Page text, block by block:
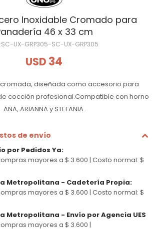
Inoxidable Cromado para
46 x 33 cm
SC-UX-GRP305-SC-UX-GRP305
USD 34
diseñada como accesorio para
cocción profesional.Compatible con horno
ANA, ARIANNA y STEFANIA.
de envío
por Pedidos Ya:
mayores a $ 3.600 | Costo normal: $
Metropolitana - Cadetería Propia:
mayores a $ 3.600 | Costo normal: $
Metropolitana - Envío por Agencia UES
mayores a $ 3.600 |